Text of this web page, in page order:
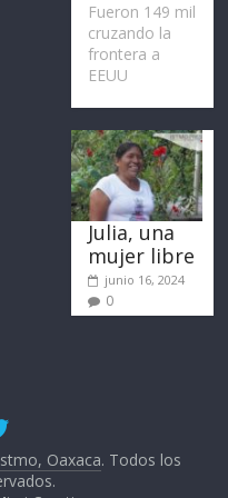
Fueron 149 mil
cruzando la
frontera a
EEUU
Julia, una
mujer libre
junio 16, 2024
0
Oaxaca. Todos los